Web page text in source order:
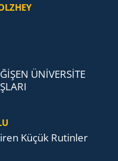
ÜNİVERSİTE
Küçük Ru­tin­ler